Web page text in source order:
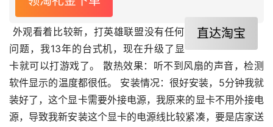
直达淘宝
问题，我13年的台式机，现在升级了显
卡就可以打游戏了。 散热效果：听不到风扇的声音，检测
软件显示的温度都很低。 安装情况：很好安装，5分钟我就
装好了，这个显卡需要外接电源，我原来的显卡不用外接电
源，导致我新安装这个显卡的电源线比较紧凑，要是店家送